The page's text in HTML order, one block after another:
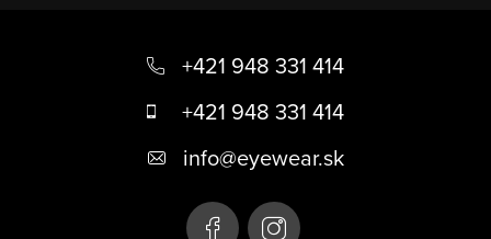
+421 948 331 414
+421 948 331 414
info@eyewear.sk